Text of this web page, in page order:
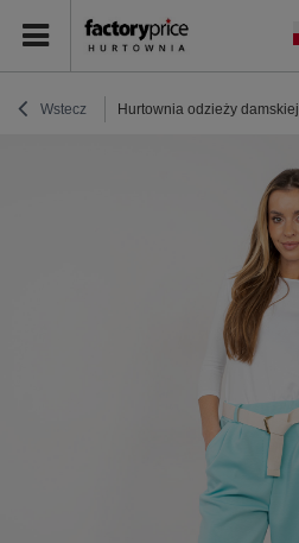
Wstecz Hurtownia odzieży damskiej